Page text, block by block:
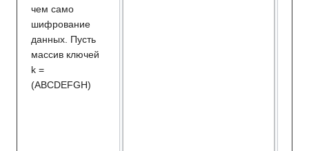
чем само
шифрование
данных. Пусть
массив ключей
k =
(ABCDEFGH)